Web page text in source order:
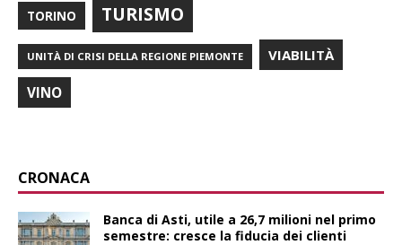
TORINO TURISMO
UNITÀ DI CRISI DELLA REGIONE PIEMONTE VIABILITÀ
VINO
CRONACA
Banca di Asti, utile a 26,7 milioni nel primo
semestre: cresce la fiducia dei clienti